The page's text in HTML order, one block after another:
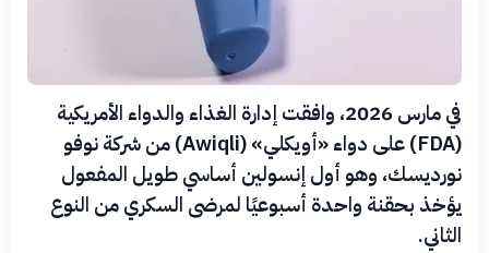
في مارس 2026، وافقت إدارة الغذاء والدواء الأمريكية
(FDA) على دواء «أويكلي» (Awiqli) من شركة نوفو
نورديسك، وهو أول إنسولين أساسي طويل المفعول
يؤخذ بحقنة واحدة أسبوعيًا لمرضى السكري من النوع
الثاني.